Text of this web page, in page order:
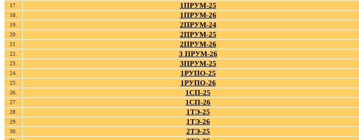
17. 1ПРУМ-25
18. 1ПРУМ-26
19. 2ПРУМ-24
20. 2ПРУМ-25
21. 2ПРУМ-26
22. 3 ПРУМ-26
23. 3ПРУМ-25
24. 1РУПО-25
25. 1РУПО-26
26. 1СП-25
27. 1СП-26
28. 1ТЭ-25
29. 1ТЭ-26
30. 2ТЭ-25